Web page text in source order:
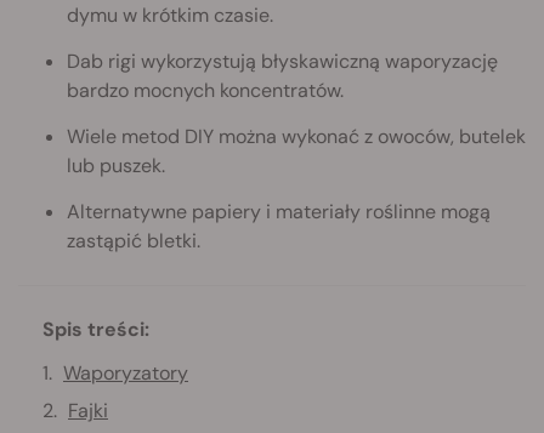
dymu w krótkim czasie.
Dab rigi wykorzystują błyskawiczną waporyzację
bardzo mocnych koncentratów.
Wiele metod DIY można wykonać z owoców, butelek
lub puszek.
Alternatywne papiery i materiały roślinne mogą
zastąpić bletki.
Spis treści:
Waporyzatory
Fajki